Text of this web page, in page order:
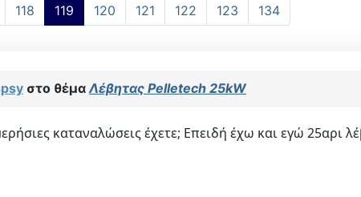
118 119 120 121 122 123 134
στο θέμαΛέβητας Pelletech 25kW
καταναλώσεις έχετε; Επειδή έχω και εγώ 25αρι